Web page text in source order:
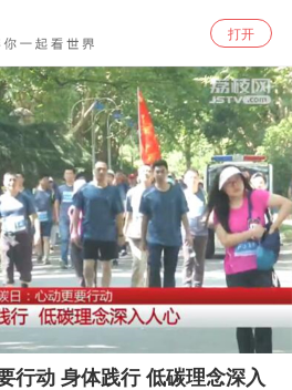
打开
行动 身体践行 低碳理念深入